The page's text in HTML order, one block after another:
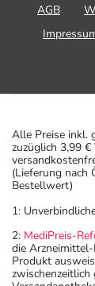
AGB
Alle Preise inkl.
zuzüglich 3,99 €
(Lieferung nach
Bestellwert)
1:
2: MediPreis-
die
Produkt